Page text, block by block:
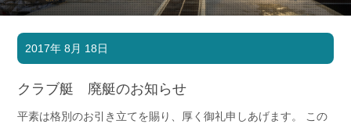
マリンクラブ
マリンライフを堪能したい！
ボート販売
ボート免許
長年の実績と信頼！
2017年 8月 18日
クラブ艇 廃艇のお知らせ
平素は格別のお引き立てを賜り、厚く御礼申しあげます。 この